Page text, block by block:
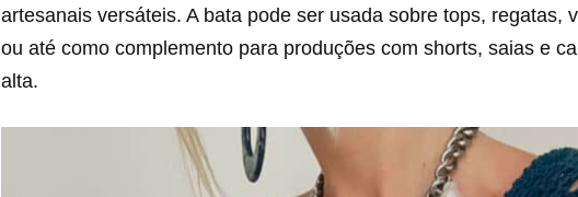
artesanais versáteis. A bata pode ser usada sobre tops, regatas,
ou até como complemento para produções com shorts, saias e
alta.